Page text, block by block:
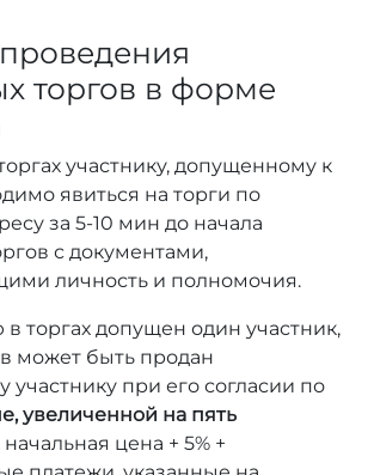
торгов в форме
участнику, допущенному к
явиться на торги по
за 5-10 мин до начала
с документами,
личность и полномочия.
в торгах допущен один участник,
может быть продан
участнику при его согласии по
увеличенной на пять
начальная цена + 5% +